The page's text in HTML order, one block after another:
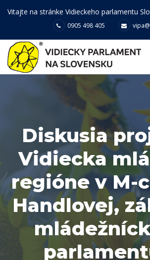
Vitajte na stránke Vidieckeho parlamentu
0905 498 405
Diskusia
Vidiecka
regióne v M-
Handlovej,